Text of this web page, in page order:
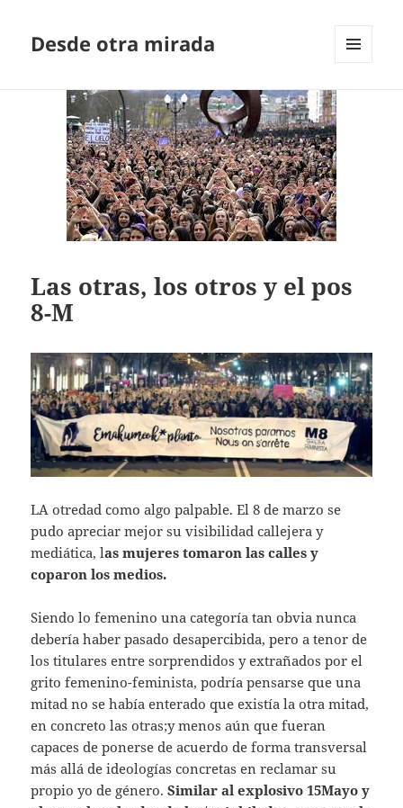
Desde otra mirada
WIDGETS
Las otras, los otros y el pos
8-M
LA otredad como algo palpable. El 8 de marzo se
pudo apreciar mejor su visibilidad callejera y
mediática, las mujeres tomaron las calles y
coparon los medios.
Siendo lo femenino una categoría tan obvia nunca
debería haber pasado desapercibida, pero a tenor de
los titulares entre sorprendidos y extrañados por el
grito femenino-feminista, podría pensarse que una
mitad no se había enterado que existía la otra mitad,
en concreto las otras;y menos aún que fueran
capaces de ponerse de acuerdo de forma transversal
más allá de ideologías concretas en reclamar su
propio yo de género.Similar al explosivo 15Mayo y